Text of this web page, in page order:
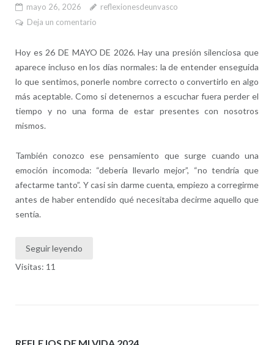
mayo 26, 2026
reflexionesdeunvasco
Deja un comentario
Hoy es 26 DE MAYO DE 2026. Hay una presión silenciosa que
aparece incluso en los días normales: la de entender enseguida
lo que sentimos, ponerle nombre correcto o convertirlo en algo
más aceptable. Como si detenernos a escuchar fuera perder el
tiempo y no una forma de estar presentes con nosotros
mismos.
También conozco ese pensamiento que surge cuando una
emoción incomoda: “debería llevarlo mejor”, “no tendría que
afectarme tanto”. Y casi sin darme cuenta, empiezo a corregirme
antes de haber entendido qué necesitaba decirme aquello que
sentía.
Seguir leyendo
Visitas: 11